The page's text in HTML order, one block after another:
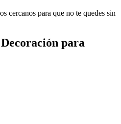
cercanos para que no te quedes sin
Decoración para